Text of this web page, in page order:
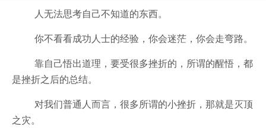
人无法思考自己不知道的东西。
你不看看成功人士的经验，你会迷茫，你会走弯路。
靠自己悟出道理，要受很多挫折的，所谓的醒悟，都
是挫折之后的总结。
对我们普通人而言，很多所谓的小挫折，那就是灭顶
之灾。